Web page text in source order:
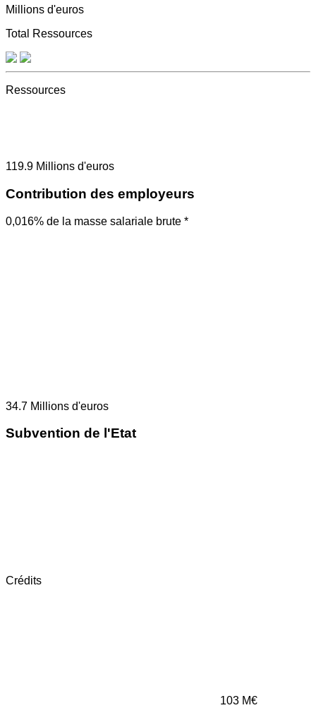
Millions d'euros
Total Ressources
Ressources
119.9 Millions d'euros
Contribution des employeurs
0,016% de la masse salariale brute *
34.7 Millions d'euros
Subvention de l'Etat
Crédits
103 M€